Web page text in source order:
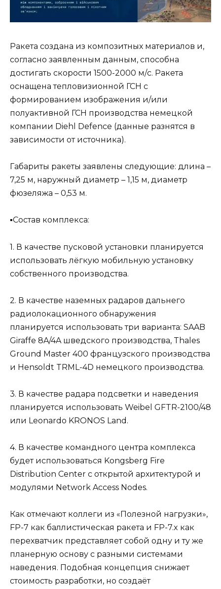
Ракета создана из композитных материалов и,
согласно заявленным данным, способна
достигать скорости 1500-2000 м/с. Ракета
оснащена тепловизионной ГСН с
формированием изображения и/или
полуактивной ГСН производства немецкой
компании Diehl Defence (данные разнятся в
зависимости от источника).
Габариты ракеты заявлены следующие: длина –
7,25 м, наружный диаметр – 1,15 м, диаметр
фюзеляжа – 0,53 м.
▪️Состав комплекса:
1. В качестве пусковой установки планируется
использовать лёгкую мобильную установку
собственного производства.
2. В качестве наземных радаров дальнего
радиолокационного обнаружения
планируется использовать три варианта: SAAB
Giraffe 8A/4A шведского производства, Thales
Ground Master 400 французского производства
и Hensoldt TRML-4D немецкого производства.
3. В качестве радара подсветки и наведения
планируется использовать Weibel GFTR-2100/48
или Leonardo KRONOS Land.
4. В качестве командного центра комплекса
будет использоваться Kongsberg Fire
Distribution Center с открытой архитектурой и
модулями Network Access Nodes.
Как отмечают коллеги из «Полезной нагрузки»,
FP-7 как баллистическая ракета и FP-7.x как
перехватчик представляет собой одну и ту же
планерную основу с разными системами
наведения. Подобная концепция снижает
стоимость разработки, но создаёт